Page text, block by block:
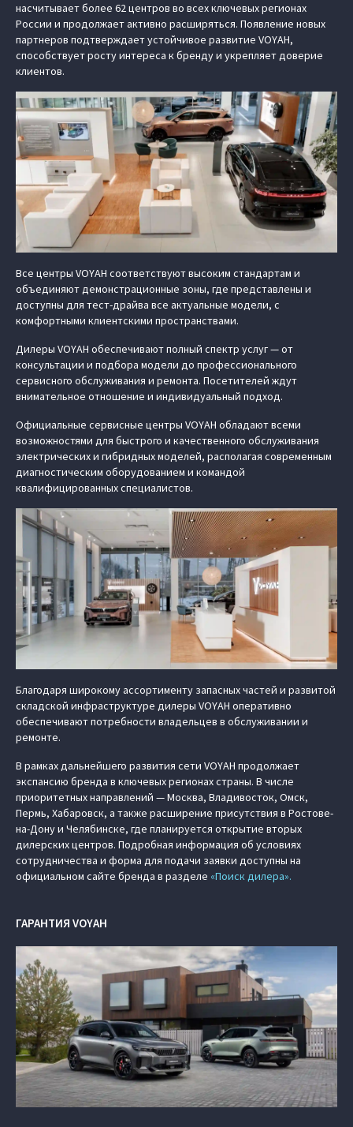
насчитывает более 62 центров во всех ключевых регионах
России и продолжает активно расширяться. Появление новых
партнеров подтверждает устойчивое развитие VOYAH,
способствует росту интереса к бренду и укрепляет доверие
клиентов.
Все центры VOYAH соответствуют высоким стандартам и
объединяют демонстрационные зоны, где представлены и
доступны для тест-драйва все актуальные модели, с
комфортными клиентскими пространствами.
Дилеры VOYAH обеспечивают полный спектр услуг — от
консультации и подбора модели до профессионального
сервисного обслуживания и ремонта. Посетителей ждут
внимательное отношение и индивидуальный подход.
Официальные сервисные центры VOYAH обладают всеми
возможностями для быстрого и качественного обслуживания
электрических и гибридных моделей, располагая современным
диагностическим оборудованием и командой
квалифицированных специалистов.
Благодаря широкому ассортименту запасных частей и развитой
складской инфраструктуре дилеры VOYAH оперативно
обеспечивают потребности владельцев в обслуживании и
ремонте.
В рамках дальнейшего развития сети VOYAH продолжает
экспансию бренда в ключевых регионах страны. В числе
приоритетных направлений — Москва, Владивосток, Омск,
Пермь, Хабаровск, а также расширение присутствия в Ростове-
на-Дону и Челябинске, где планируется открытие вторых
дилерских центров. Подробная информация об условиях
сотрудничества и форма для подачи заявки доступны на
официальном сайте бренда в разделе «Поиск дилера».
ГАРАНТИЯ VOYAH